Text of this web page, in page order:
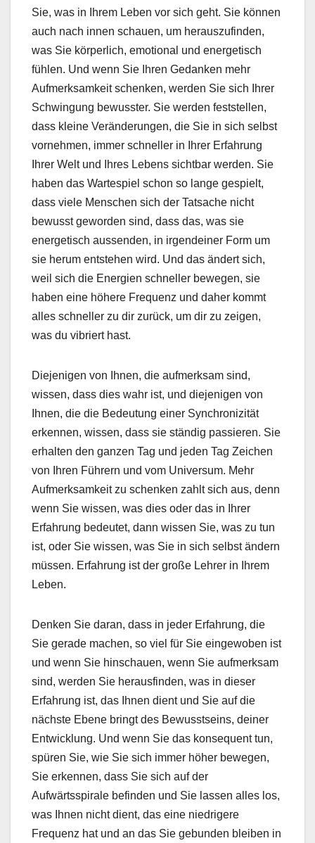
Sie, was in Ihrem Leben vor sich geht. Sie können
auch nach innen schauen, um herauszufinden,
was Sie körperlich, emotional und energetisch
fühlen. Und wenn Sie Ihren Gedanken mehr
Aufmerksamkeit schenken, werden Sie sich Ihrer
Schwingung bewusster. Sie werden feststellen,
dass kleine Veränderungen, die Sie in sich selbst
vornehmen, immer schneller in Ihrer Erfahrung
Ihrer Welt und Ihres Lebens sichtbar werden. Sie
haben das Wartespiel schon so lange gespielt,
dass viele Menschen sich der Tatsache nicht
bewusst geworden sind, dass das, was sie
energetisch aussenden, in irgendeiner Form um
sie herum entstehen wird. Und das ändert sich,
weil sich die Energien schneller bewegen, sie
haben eine höhere Frequenz und daher kommt
alles schneller zu dir zurück, um dir zu zeigen,
was du vibriert hast.
Diejenigen von Ihnen, die aufmerksam sind,
wissen, dass dies wahr ist, und diejenigen von
Ihnen, die die Bedeutung einer Synchronizität
erkennen, wissen, dass sie ständig passieren. Sie
erhalten den ganzen Tag und jeden Tag Zeichen
von Ihren Führern und vom Universum. Mehr
Aufmerksamkeit zu schenken zahlt sich aus, denn
wenn Sie wissen, was dies oder das in Ihrer
Erfahrung bedeutet, dann wissen Sie, was zu tun
ist, oder Sie wissen, was Sie in sich selbst ändern
müssen. Erfahrung ist der große Lehrer in Ihrem
Leben.
Denken Sie daran, dass in jeder Erfahrung, die
Sie gerade machen, so viel für Sie eingewoben ist
und wenn Sie hinschauen, wenn Sie aufmerksam
sind, werden Sie herausfinden, was in dieser
Erfahrung ist, das Ihnen dient und Sie auf die
nächste Ebene bringt des Bewusstseins, deiner
Entwicklung. Und wenn Sie das konsequent tun,
spüren Sie, wie Sie sich immer höher bewegen,
Sie erkennen, dass Sie sich auf der
Aufwärtsspirale befinden und Sie lassen alles los,
was Ihnen nicht dient, das eine niedrigere
Frequenz hat und an das Sie gebunden bleiben in